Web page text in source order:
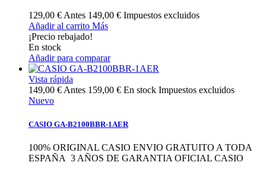
129,00 €Antes 149,00 € Impuestos excluidos
Añadir al carrito Más
¡Precio rebajado!
En stock
Añadir para comparar
Vista rápida
149,00 €Antes 159,00 € En stock Impuestos excluidos
Nuevo
CASIO GA-B2100BBR-1AER
100% ORIGINAL CASIO ENVIO GRATUITO A TODA
ESPAÑA 3 AÑOS DE GARANTIA OFICIAL CASIO